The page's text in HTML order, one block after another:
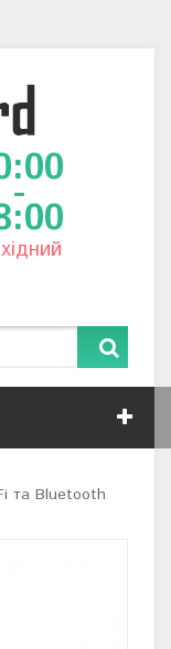
-
та Bluetooth